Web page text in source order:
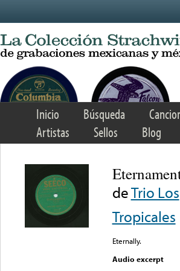
Inicio Búsqueda
Artistas
Sellos Blog
deTrio Los
Tropicales
Eternally.
Audio excerpt